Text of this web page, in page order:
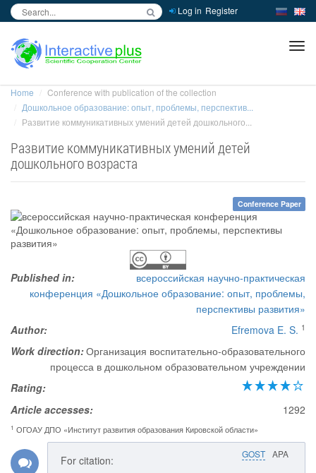
Log in Register
Home
Conference with publication of the collection
Дошкольное образование: опыт, проблемы, перспектив...
Развитие коммуникативных умений детей дошкольного...
Развитие коммуникативных умений детей
дошкольного возраста
Conference Paper
Published in:
всероссийская научно-практическая
конференция «Дошкольное образование: опыт, проблемы,
перспективы развития»
Author:
Efremova E. S. 1
Work direction:Организация воспитательно-образовательного
процесса в дошкольном образовательном учреждении
Rating:
Article accesses:
1292
1 ОГОАУ ДПО «Институт развития образования Кировской области»
GOST APA
For citation: